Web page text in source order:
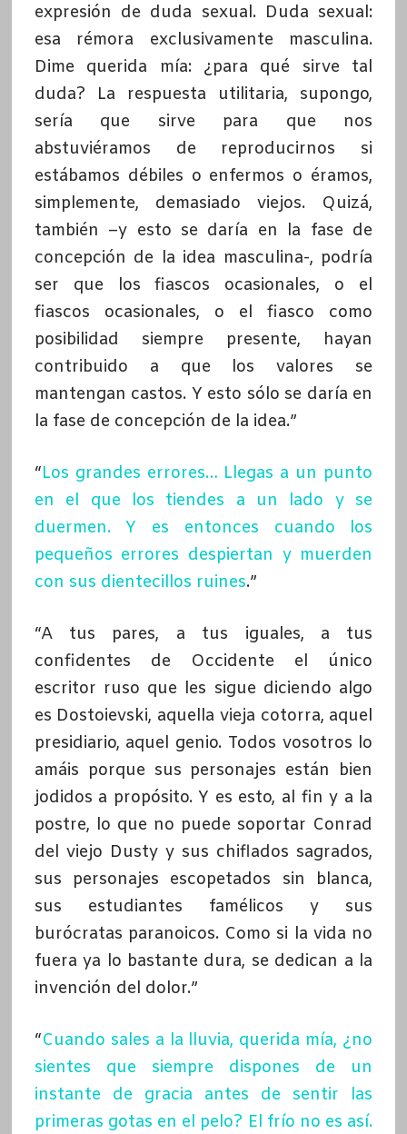
expresión de duda sexual. Duda sexual:
esa rémora exclusivamente masculina.
Dime querida mía: ¿para qué sirve tal
duda? La respuesta utilitaria, supongo,
sería que sirve para que nos
abstuviéramos de reproducirnos si
estábamos débiles o enfermos o éramos,
simplemente, demasiado viejos. Quizá,
también –y esto se daría en la fase de
concepción de la idea masculina-, podría
ser que los fiascos ocasionales, o el
fiascos ocasionales, o el fiasco como
posibilidad siempre presente, hayan
contribuido a que los valores se
mantengan castos. Y esto sólo se daría en
la fase de concepción de la idea.”
“Los grandes errores… Llegas a un punto
en el que los tiendes a un lado y se
duermen. Y
es entonces cuando los
pequeños errores despiertan y muerden
con sus dientecillos ruines.”
“A tus pares, a tus iguales, a tus
confidentes de Occidente el único
escritor ruso que les sigue diciendo algo
es Dostoievski, aquella vieja cotorra, aquel
presidiario, aquel genio. Todos vosotros lo
amáis porque sus personajes están bien
jodidos a propósito. Y es esto, al fin y a la
postre, lo que no puede soportar Conrad
del viejo Dusty y sus chiflados sagrados,
sus personajes escopetados sin blanca,
sus estudiantes famélicos y sus
burócratas paranoicos. Como si la vida no
fuera ya lo bastante dura, se dedican a la
invención del dolor.”
“Cuando sales a la lluvia, querida mía, ¿no
sientes que siempre dispones de un
instante de gracia antes de sentir las
primeras gotas en el pelo? El frío no es así.